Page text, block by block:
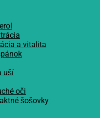
a vitalita
uší
oči
šošovky